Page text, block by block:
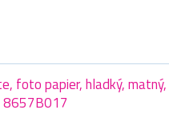
foto papier, hladký, matný,
8657B017